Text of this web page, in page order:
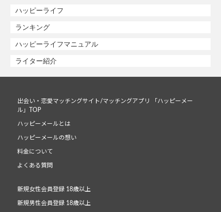
ハッピーライフ
ランキング
ハッピーライフマニュアル
ライター紹介
出会い・恋愛マッチングサイト/マッチングアプリ 「ハッピーメー
ル」TOP
ハッピーメールとは
ハッピーメールの想い
料金について
よくある質問
新規女性会員登録 18歳以上
新規男性会員登録 18歳以上